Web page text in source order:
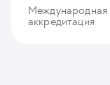
Международная
аккредитация